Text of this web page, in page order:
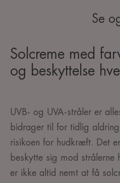
Se
Solcreme med
og beskyttelse
UVB- og UVA-stråler er
bidrager til for tidlig
risikoen for hudkræft. Det
beskytte sig mod strålerne
er ikke altid nemt at få